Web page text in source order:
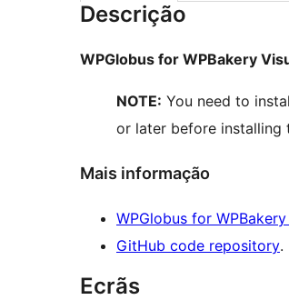
Descrição
WPGlobus for WPBakery
NOTE: You need to
or later before installing
Mais informação
WPGlobus for
GitHub code repository.
Ecrãs